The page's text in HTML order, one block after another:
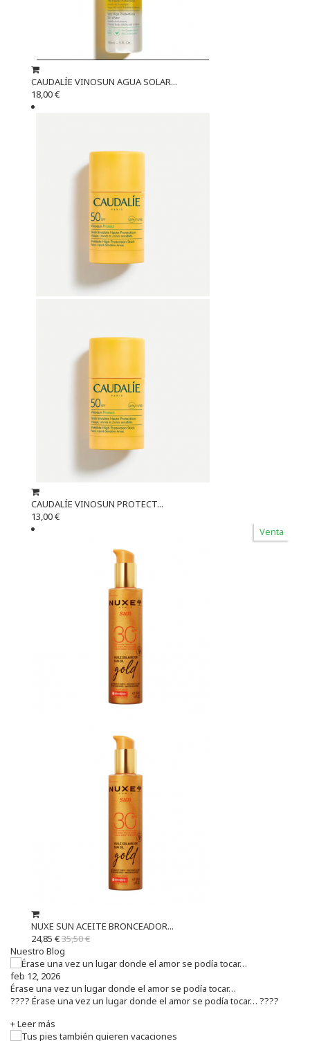
CAUDALÍE VINOSUN AGUA SOLAR...
18,00 €
CAUDALÍE VINOSUN PROTECT...
13,00 €
Venta
NUXE SUN ACEITE BRONCEADOR...
24,85 €35,50 €
Nuestro Blog
feb 12, 2026
Érase una vez un lugar donde el amor se podía tocar…
???? Érase una vez un lugar donde el amor se podía tocar… ????
+ Leer más